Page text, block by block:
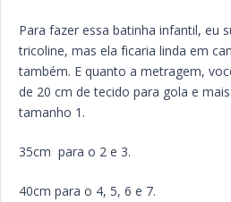
Para fazer essa batinha infantil, eu
tricoline, mas ela ficaria linda em
também. E quanto a metragem,
de 20 cm de tecido para gola e
tamanho 1.
35cm para o 2 e 3.
40cm para o 4, 5, 6 e 7.